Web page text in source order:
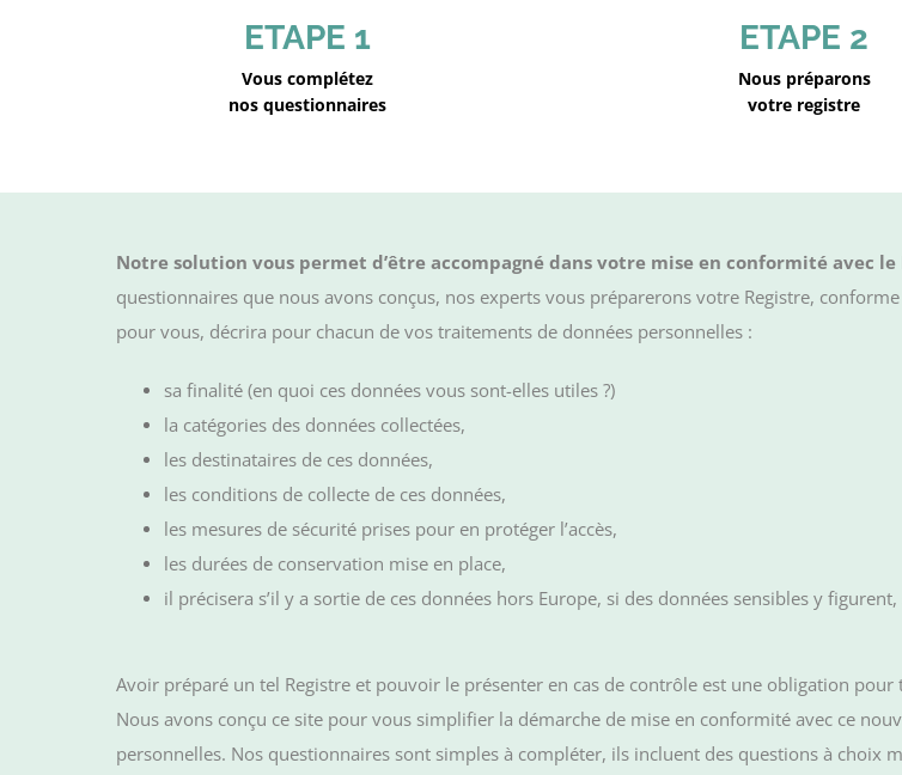
ETAPE 1
Vous complétez
nos questionnaires
ETAPE 2
Nous préparons
votre registre
Notre solution vous permet d’être accompagné dans votre mise en conformité avec le
questionnaires que nous avons conçus, nos experts vous préparerons votre Registre,
pour vous, décrira pour chacun de vos traitements de données personnelles :
sa finalité (en quoi ces données vous sont-elles utiles ?)
la catégories des données collectées,
les destinataires de ces données,
les conditions de collecte de ces données,
les mesures de sécurité prises pour en protéger l’accès,
les durées de conservation mise en place,
il précisera s’il y a sortie de ces données hors Europe, si des données sensibles y
Avoir préparé un tel Registre et pouvoir le présenter en cas de contrôle est une obligation
Nous avons conçu ce site pour vous simplifier la démarche de mise en conformité avec ce
personnelles. Nos questionnaires sont simples à compléter, ils incluent des questions à choix